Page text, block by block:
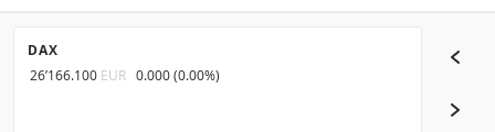
DAX
26’166.100 EUR 0.000(0.00%)
SMI